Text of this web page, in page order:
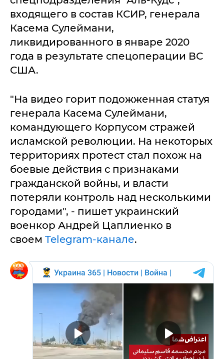
входящего в состав КСИР, генерала
Касема Сулеймани,
ликвидированного в январе 2020
года в результате спецоперации ВС
США.
"На видео горит подожженная статуя
генерала Касема Сулеймани,
командующего Корпусом стражей
исламской революции. На некоторых
территориях протест стал похож на
боевые действия с признаками
гражданской войны, и власти
потеряли контроль над несколькими
городами", - пишет украинский
военкор Андрей Цаплиенко в
своем Telegram-канале.